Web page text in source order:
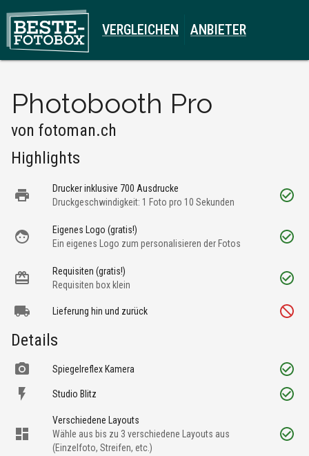
VERGLEICHEN ANBIETER
Photobooth Pro
von fotoman.ch
Highlights
Drucker inklusive 700 Ausdrucke
Druckgeschwindigkeit: 1 Foto pro 10 Sekunden
Eigenes Logo (gratis!)
Ein eigenes Logo zum personalisieren der Fotos
Requisiten (gratis!)
Requisiten box klein
Lieferung hin und zurück
Details
Spiegelreflex Kamera
Studio Blitz
Verschiedene Layouts
Wähle aus bis zu 3 verschiedene Layouts aus
(Einzelfoto, Streifen, etc.)